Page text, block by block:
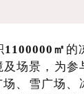
1100000㎡ 的
场景，为参
、雪广场、